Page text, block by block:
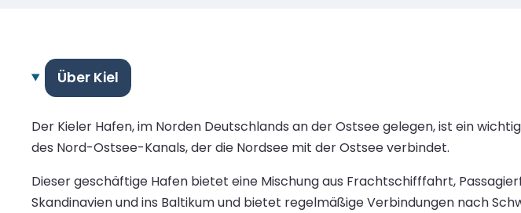
Über Kiel
Der Kieler Hafen, im Norden Deutschlands an der Ostsee gelegen, ist ein
des Nord-Ostsee-Kanals, der die Nordsee mit der Ostsee verbindet.
Dieser geschäftige Hafen bietet eine Mischung aus Frachtschifffahrt,
Skandinavien und ins Baltikum und bietet regelmäßige Verbindungen nach